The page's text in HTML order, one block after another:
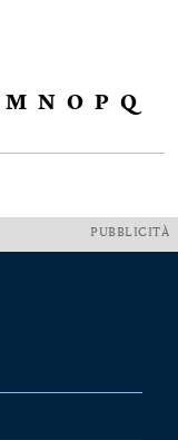
M N O P Q
PUBBLICITÀ